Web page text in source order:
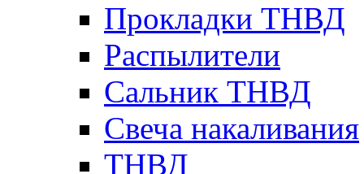
Прокладки ТНВД
Распылители
Сальник ТНВД
Свеча накаливания
ТНВД